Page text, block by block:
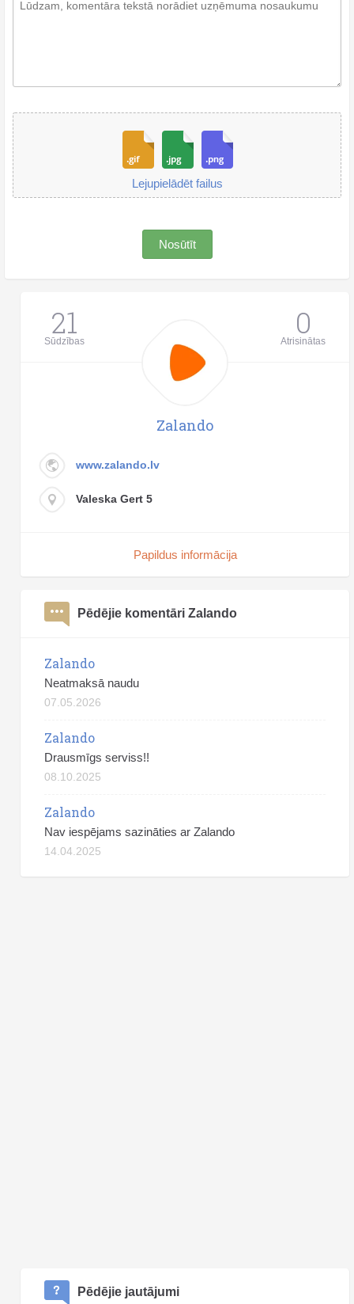
Lejupielādēt failus
Nosūtīt
21
Sūdzības 0
Atrisinātas
Zalando
www.zalando.lv
Valeska Gert 5
Papildus informācija
Pēdējie komentāri Zalando
Zalando
Neatmaksā naudu
07.05.2026
Zalando
Drausmīgs serviss!!
08.10.2025
Zalando
Nav iespējams sazināties ar Zalando
14.04.2025
Pēdējie jautājumi